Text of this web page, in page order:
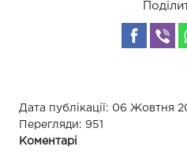
Дата публікації: 06 Жовтня
Перегляди: 951
Коментарі